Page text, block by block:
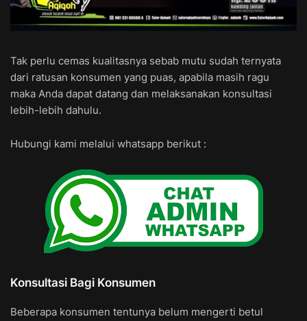
Tak perlu cemas kualitasnya sebab mutu sudah ternyata
dari ratusan konsumen yang puas, apabila masih ragu
maka Anda dapat datang dan melaksanakan konsultasi
lebih-lebih dahulu.
Hubungi kami melalui whatsapp berikut :
Konsultasi Bagi Konsumen
Beberapa konsumen tentunya belum mengerti betul